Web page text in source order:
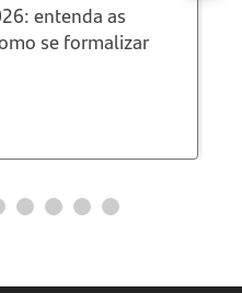
entenda as
se formalizar